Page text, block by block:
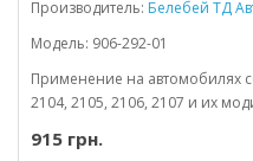
Производитель: Белебей ТД
Модель: 906-292-01
Применение на автомобилях
2104, 2105, 2106, 2107 и их
915 грн.